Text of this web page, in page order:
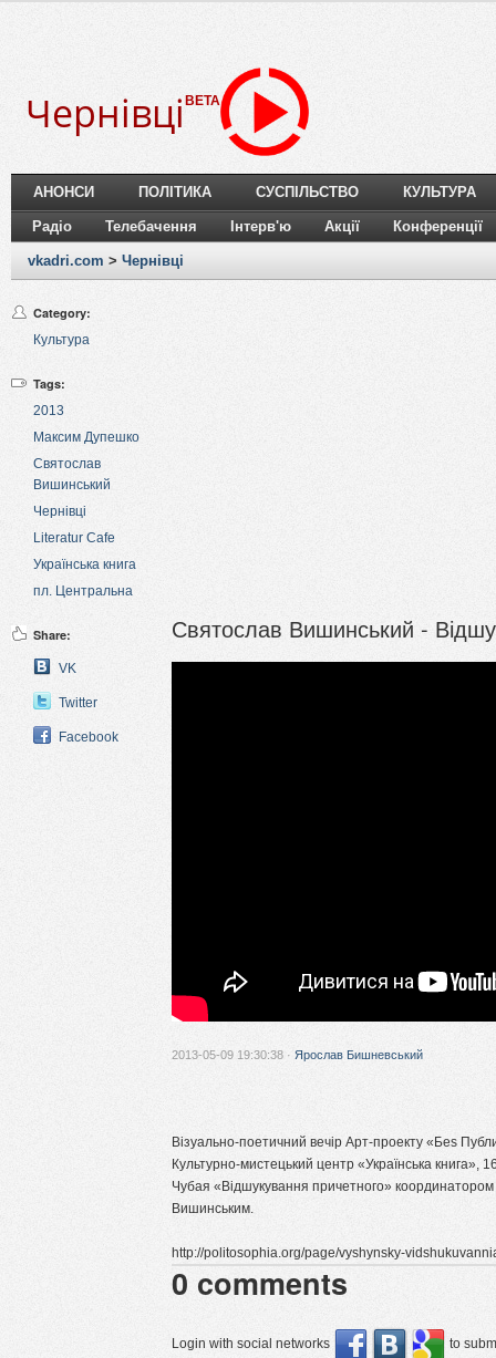
Чернівці BETA
АНОНСИ ПОЛІТИКА СУСПІЛЬСТВО КУЛЬТУРА
Радіо Телебачення Інтерв'ю Акції Конференції
vkadri.com > Чернівці
Category:
Культура
Tags:
2013
Максим Дупешко
Святослав
Вишинський
Чернівці
Literatur Cafe
Українська книга
пл. Центральна
Share:
VK
Twitter
Facebook
Святослав Вишинський -
2013-05-09 19:30:38 · Ярослав Бишневський
Візуально-поетичний вечір Арт-проекту «Беs
Культурно-мистецький центр «Українська книга»,
Чубая «Відшукування причетного»
Вишинським.
http://politosophia.org/page/vyshynsky-
0 comments
Login with social networks to